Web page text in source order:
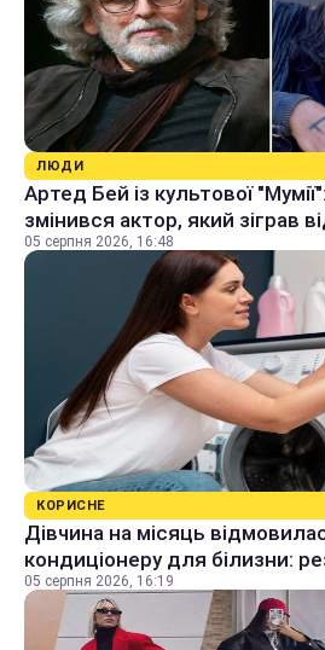
ЛЮДИ
Артед Бей із культової
змінився актор, який зіграв
05 серпня 2026, 16:48
КОРИСНЕ
Дівчина на місяць
кондиціонеру для білизни:
05 серпня 2026, 16:19